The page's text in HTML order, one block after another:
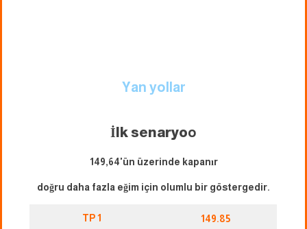
Yan yollar
İlk senaryoo
149,64'ün üzerinde kapanır
doğru daha fazla eğim için olumlu bir göstergedir.
TP 1 149.85